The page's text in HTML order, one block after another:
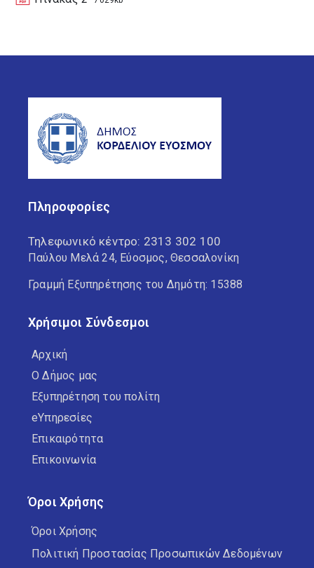
Πληροφορίες
Τηλεφωνικό κέντρο: 2313 302 100
Παύλου Μελά 24, Εύοσμος, Θεσσαλονίκη
Γραμμή Εξυπηρέτησης του Δημότη: 15388
Χρήσιμοι Σύνδεσμοι
Αρχική
Ο Δήμος μας
Εξυπηρέτηση του πολίτη
eΥπηρεσίες
Επικαιρότητα
Επικοινωνία
Όροι Χρήσης
Όροι Χρήσης
Πολιτική Προστασίας Προσωπικών Δεδομένων